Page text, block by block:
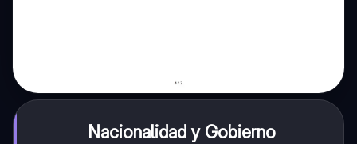
Nacionalidad y Gobierno